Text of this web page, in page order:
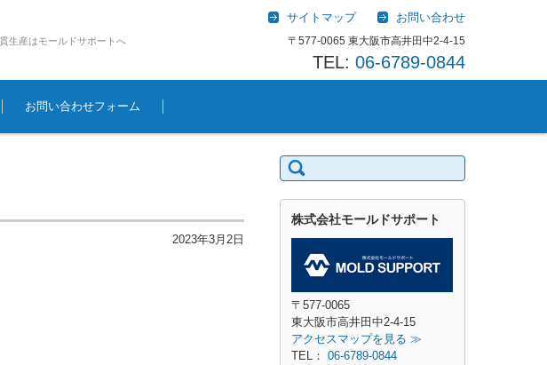
生産はモールドサポートへ
サイトマップ お問い合わせ
〒577-0065 東大阪市高井田中2-4-15
TEL: 06-6789-0844
お問い合わせフォーム
2023年3月2日
検索:
株式会社モールドサポート
〒577-0065
東大阪市高井田中2-4-15
アクセスマップを見る ≫
TEL：06-6789-0844